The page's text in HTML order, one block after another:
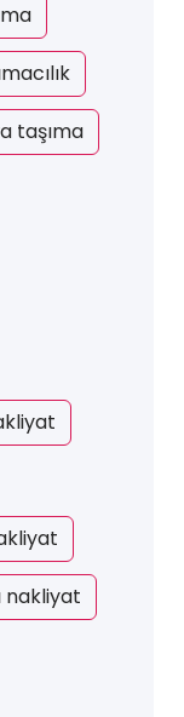
taşıma
nakliyat